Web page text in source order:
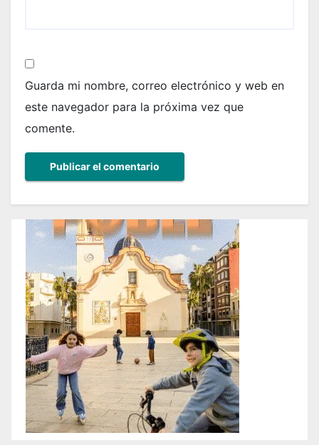
Guarda mi nombre, correo electrónico y web en
este navegador para la próxima vez que
comente.